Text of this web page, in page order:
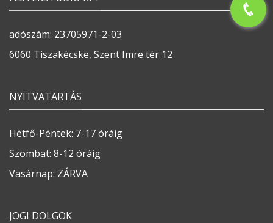
adószám: 23705971-2-03
6060 Tiszakécske, Szent Imre tér 12
NYITVATARTÁS
Hétfő-Péntek: 7-17 óráig
Szombat: 8-12 óráig
Vasárnap: ZÁRVA
JOGI DOLGOK